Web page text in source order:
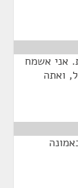
אני אשמח
ואתה